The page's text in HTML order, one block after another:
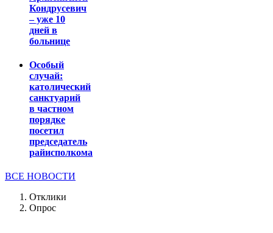
Кондрусевич
– уже 10
дней в
больнице
Особый
случай:
католический
санктуарий
в частном
порядке
посетил
председатель
райисполкома
ВСЕ НОВОСТИ
Отклики
Опрос